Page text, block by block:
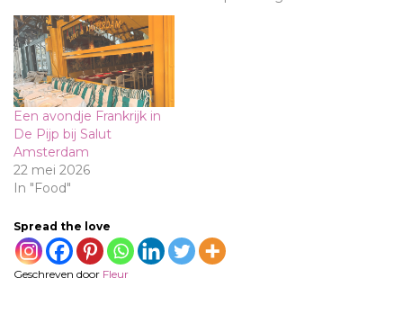
Een avondje Frankrijk in
De Pijp bij Salut
Amsterdam
22 mei 2026
In "Food"
Spread the love
Geschreven door Fleur